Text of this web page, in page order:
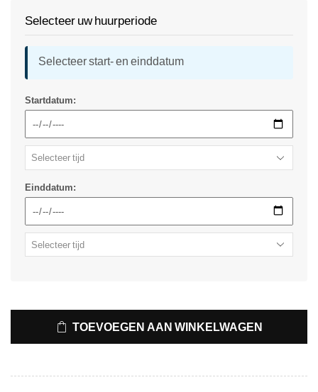
Selecteer uw huurperiode
Selecteer start- en einddatum
Startdatum:
Einddatum:
TOEVOEGEN AAN WINKELWAGEN